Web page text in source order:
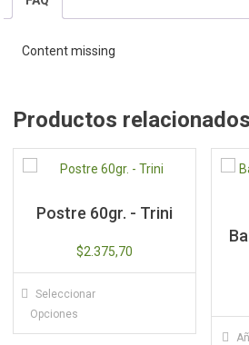
Content missing
Productos relacionados
Postre 60gr. - Trini
$2.375,70
Seleccionar
Opciones